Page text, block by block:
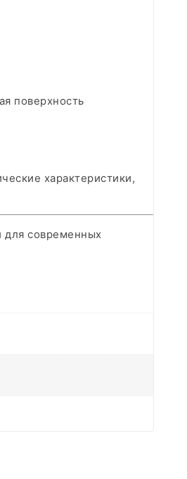
поверхность
характеристики,
для современных